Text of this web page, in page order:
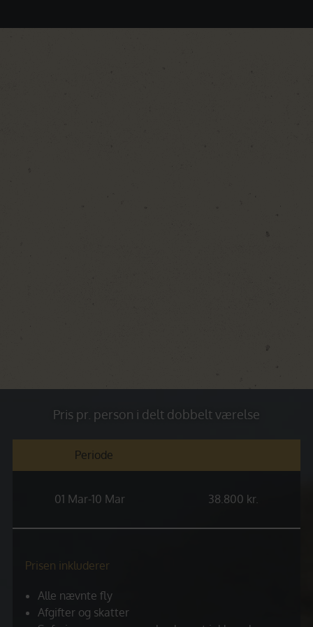
Pris pr. person i delt dobbelt værelse
Periode
01 Mar-10 Mar 38.800 kr.
Prisen inkluderer
Alle nævnte fly
Afgifter og skatter